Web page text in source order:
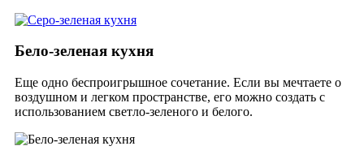
Бело-зеленая кухня
Еще одно беспроигрышное сочетание. Если вы мечтаете о
воздушном и легком пространстве, его можно создать с
использованием светло-зеленого и белого.